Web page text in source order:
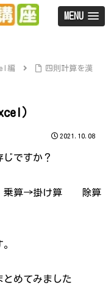
MENU
編
四則計算を漢
）
2021.10.08
じですか？
算→掛け算 除算
とめてみました